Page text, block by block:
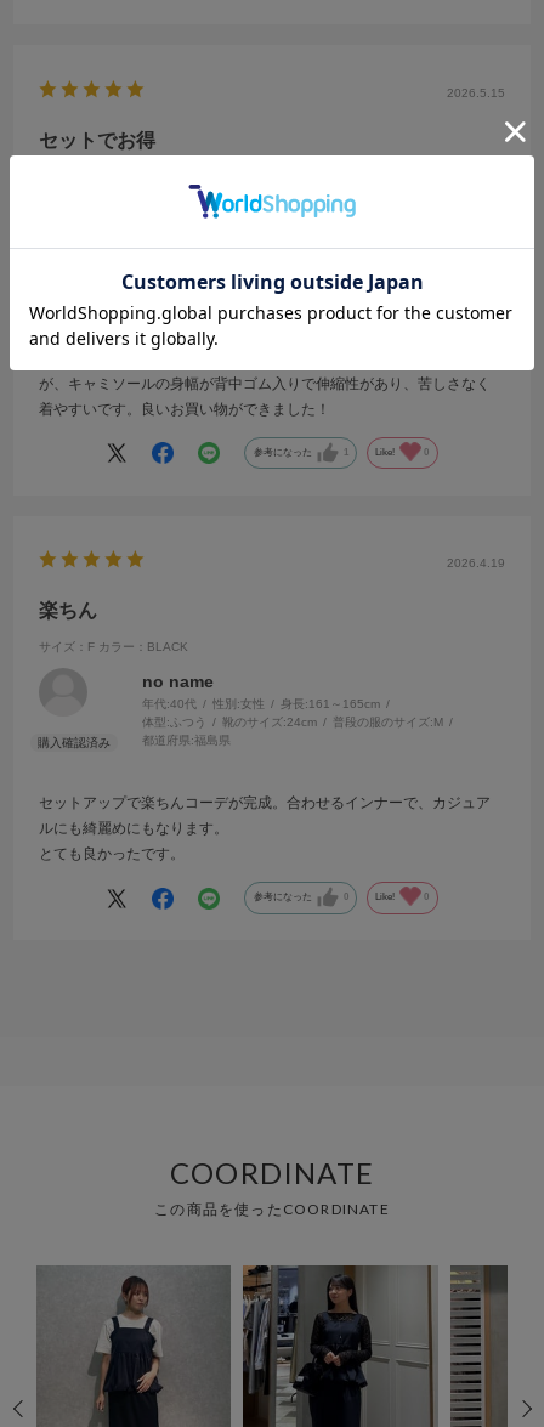
2026.5.15
セットでお得
体型:ふつう 靴のサイズ:24cm 普段の服のサイズ:M
どのカラーも可愛くて迷いました。上下セットでお得感があります。
が、キャミソールの身幅が背中ゴム入りで伸縮性があり、苦しさなく
着やすいです。良いお買い物ができました！
参考になった 1 Like! 0
2026.4.19
楽ちん
サイズ：F カラー：BLACK
no name
年代:40代 性別:女性 身長:161～165cm
体型:ふつう 靴のサイズ:24cm 普段の服のサイズ: M
都道府県:福島県
セットアップで楽ちんコーデが完成。合わせるインナーで、カジュア
ルにも綺麗めにもなります。
とても良かったです。
参考になった 0 Like! 0
COORDINATE
この商品を使ったCOORDINATE